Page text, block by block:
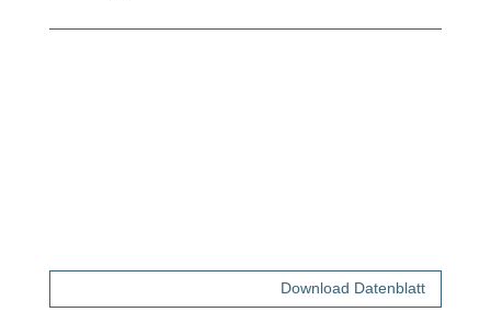
Download Datenblatt